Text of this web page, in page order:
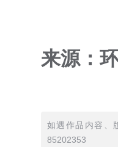
来源：
如遇作品内容、
85202353